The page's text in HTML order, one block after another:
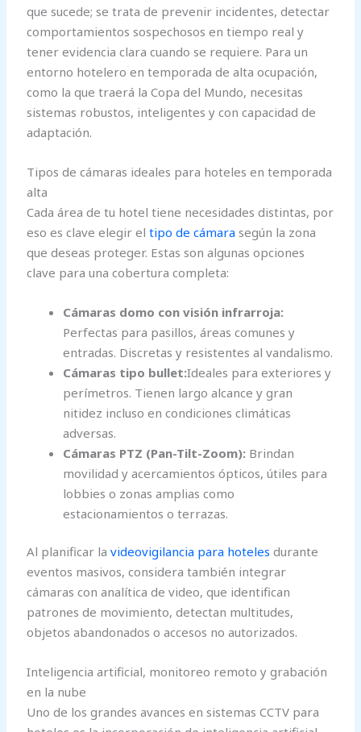
que sucede; se trata de prevenir incidentes, detectar
comportamientos sospechosos en tiempo real y
tener evidencia clara cuando se requiere. Para un
entorno hotelero en temporada de alta ocupación,
como la que traerá la Copa del Mundo, necesitas
sistemas robustos, inteligentes y con capacidad de
adaptación.
Tipos de cámaras ideales para hoteles en temporada
alta
Cada área de tu hotel tiene necesidades distintas, por
eso es clave elegir eltipo de cámara según la zona
que deseas proteger. Estas son algunas opciones
clave para una cobertura completa:
Cámaras domo con visión infrarroja:
Perfectas para pasillos, áreas comunes y
entradas. Discretas y resistentes al vandalismo.
Cámaras tipo bullet:Ideales para exteriores y
perímetros. Tienen largo alcance y gran
nitidez incluso en condiciones climáticas
adversas.
Cámaras PTZ (Pan-Tilt-Zoom): Brindan
movilidad y acercamientos ópticos, útiles para
lobbies o zonas amplias como
estacionamientos o terrazas.
Al planificar lavideovigilancia para hoteles durante
eventos masivos, considera también integrar
cámaras con analítica de video, que identifican
patrones de movimiento, detectan multitudes,
objetos abandonados o accesos no autorizados.
Inteligencia artificial, monitoreo remoto y grabación
en la nube
Uno de los grandes avances en sistemas CCTV para